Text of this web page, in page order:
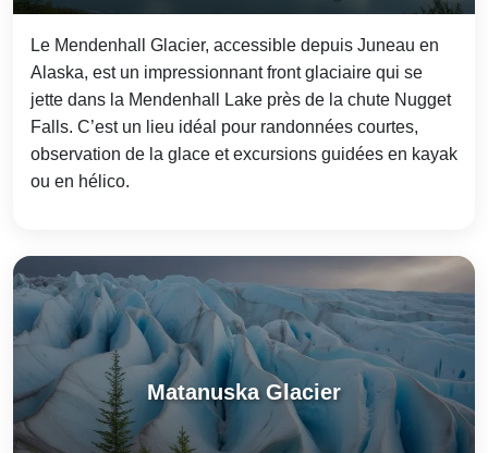
Le Mendenhall Glacier, accessible depuis Juneau en
Alaska, est un impressionnant front glaciaire qui se
jette dans la Mendenhall Lake près de la chute Nugget
Falls. C’est un lieu idéal pour randonnées courtes,
observation de la glace et excursions guidées en kayak
ou en hélico.
Matanuska Glacier